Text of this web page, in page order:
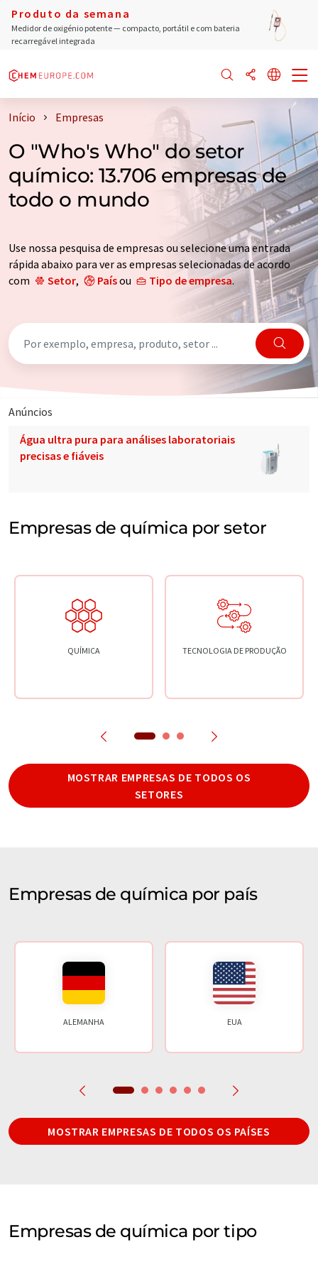
Produto da semana
Medidor de oxigénio potente — compacto, portátil e com bateria
recarregável integrada
Início Empresas
O "Who's Who" do setor
químico: 13.706 empresas de
todo o mundo
Use nossa pesquisa de empresas ou selecione uma entrada
rápida abaixo para ver as empresas selecionadas de acordo
com
Setor, Paísou Tipo de empresa.
Anúncios
Água ultra pura para análises laboratoriais
precisas e fiáveis
Empresas de química por setor
QUÍMICA TECNOLOGIA DE PRODUÇÃO
MOSTRAR EMPRESAS DE TODOS OS
SETORES
Empresas de química por país
ALEMANHA EUA
MOSTRAR EMPRESAS DE TODOS OS PAÍSES
Empresas de química por tipo